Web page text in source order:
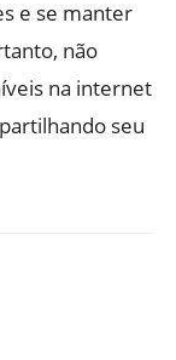
e se manter
não
na internet
seu